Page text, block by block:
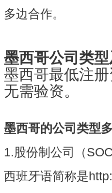
多边合作。
墨西哥公司类型
墨西哥最低注
无需验资。
墨西哥的公司类型
1.股份制公司（
西班牙语简称是